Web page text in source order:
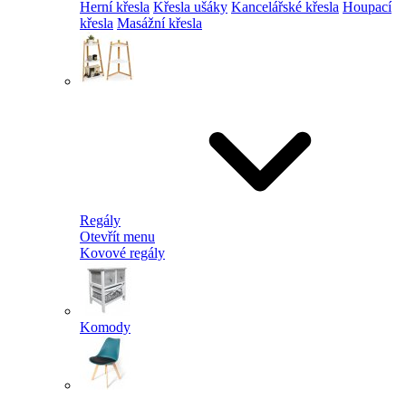
Herní křesla Křesla ušáky Kancelářské křesla Houpací
křesla Masážní křesla
Regály
Otevřít menu
Kovové regály
Komody